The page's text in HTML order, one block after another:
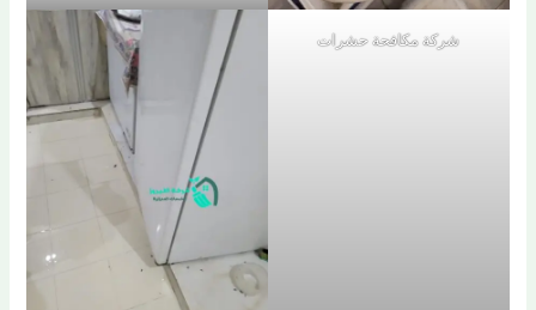
شركة مكافحة حشرات